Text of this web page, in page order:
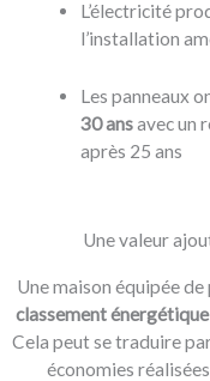
L’électricité
l’installation
Les panneaux
30 ansavec un
après 25 ans
Une valeur
Une maison équipée
classement énergétique
Cela peut se traduire
économies